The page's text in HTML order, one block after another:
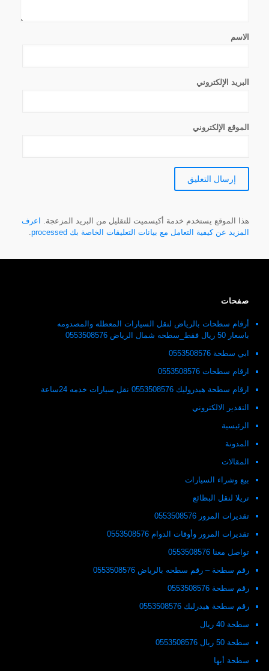
الاسم
البريد الإلكتروني
الموقع الإلكتروني
هذا الموقع يستخدم خدمة أكيسميت للتقليل من البريد المزعجة. اعرف
المزيد عن كيفية التعامل مع بيانات التعليقات الخاصة بك processed
.
صفحات
أرقام سطحات بالرياض لنقل السيارات المعطله والمصدومه
باسعار 50 ريال فقط_سطحه شمال الرياض 0553508576
ابي سطحة 0553508576
ارقام سطحات 0553508576
ارقام سطحة هيدروليك 0553508576 نقل سيارات خدمه 24ساعة
التقدير الالكتروني
الرئيسية
المدونة
المقالات
بيع وشراء السيارات
تريلا لنقل البظائع
تقديرات المرور 0553508576
تقديرات المرور وأوقات الدوام 0553508576
تواصل معنا 0553508576
رقم سطحة – رقم سطحه بالرياض 0553508576
رقم سطحة 0553508576
رقم سطحة هيدرليك 0553508576
سطحة 40 ريال
سطحة 50 ريال 0553508576
سطحة أبها